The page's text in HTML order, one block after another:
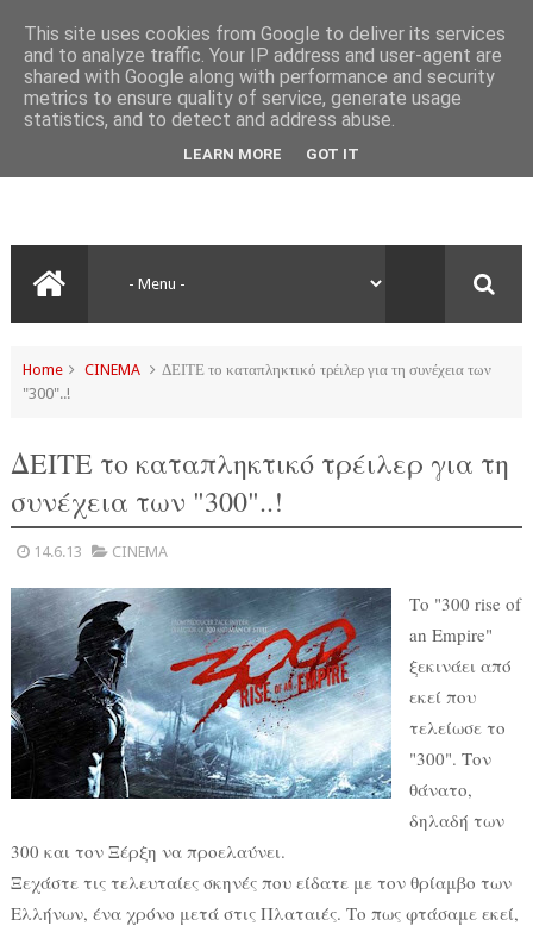
Home CINEMA
ΔΕΙΤΕ το καταπληκτικό τρέιλερ για τη συνέχεια των
"300"..!
ΔΕΙΤΕ το καταπληκτικό τρέιλερ για τη
συνέχεια των "300"..!
14.6.13 CINEMA
Το "300 rise of
an Empire"
ξεκινάει από
εκεί που
τελείωσε το
"300". Τον
θάνατο,
δηλαδή των
300 και τον Ξέρξη να προελαύνει.
Ξεχάστε τις τελευταίες σκηνές που είδατε με τον θρίαμβο των
Ελλήνων, ένα χρόνο μετά στις Πλαταιές. Το πως φτάσαμε εκεί,
This site uses cookies from Google to deliver its services
and to analyze traffic. Your IP address and user-agent are
shared with Google along with performance and security
metrics to ensure quality of service, generate usage
statistics, and to detect and address abuse.
LEARN MORE GOT IT